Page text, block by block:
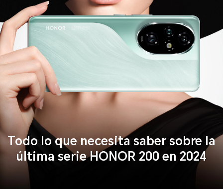
Todo lo que necesita saber sobre la
última serie HONOR 200 en 2024